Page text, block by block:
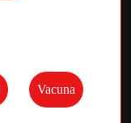
Vacuna